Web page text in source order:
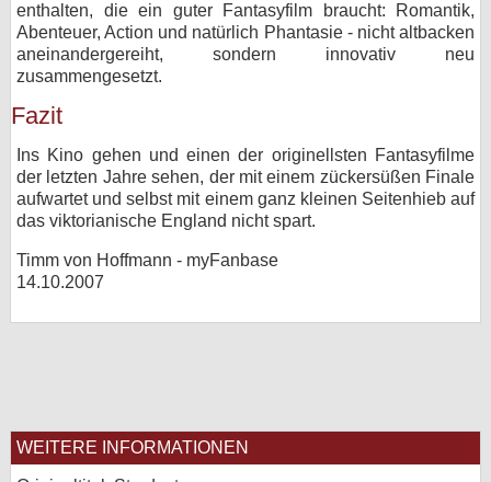
enthalten, die ein guter Fantasyfilm braucht: Romantik,
Abenteuer, Action und natürlich Phantasie - nicht altbacken
aneinandergereiht, sondern innovativ neu
zusammengesetzt.
Fazit
Ins Kino gehen und einen der originellsten Fantasyfilme
der letzten Jahre sehen, der mit einem zückersüßen Finale
aufwartet und selbst mit einem ganz kleinen Seitenhieb auf
das viktorianische England nicht spart.
Timm von Hoffmann - myFanbase
14.10.2007
WEITERE INFORMATIONEN